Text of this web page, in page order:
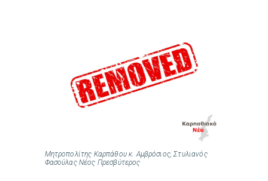
Μητροπολίτης Καρπάθου κ. Αμβρόσιος, Στυλιανός
Φασούλας Νέος Πρεσβύτερος